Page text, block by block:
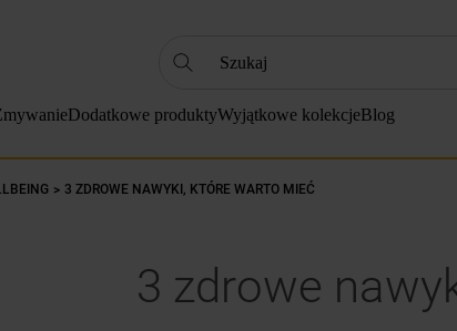
Dodatkowe produktyWyjątkowe kolekcjeBlog
3 ZDROWE NAWYKI, KTÓRE WARTO MIEĆ
3 zdrowe
.
piekarnik